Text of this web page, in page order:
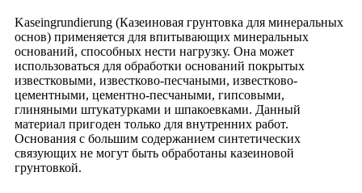
Kaseingrundierung (Казеиновая грунтовка для минеральных
основ) применяется для впитывающих минеральных
оснований, способных нести нагрузку. Она может
использоваться для обработки оснований покрытых
известковыми, известково-песчаными, известково-
цементными, цементно-песчаными, гипсовыми,
глиняными штукатурками и шпакоевками. Данный
материал пригоден только для внутренних работ.
Основания с большим содержанием синтетических
связующих не могут быть обработаны казеиновой
грунтовкой.